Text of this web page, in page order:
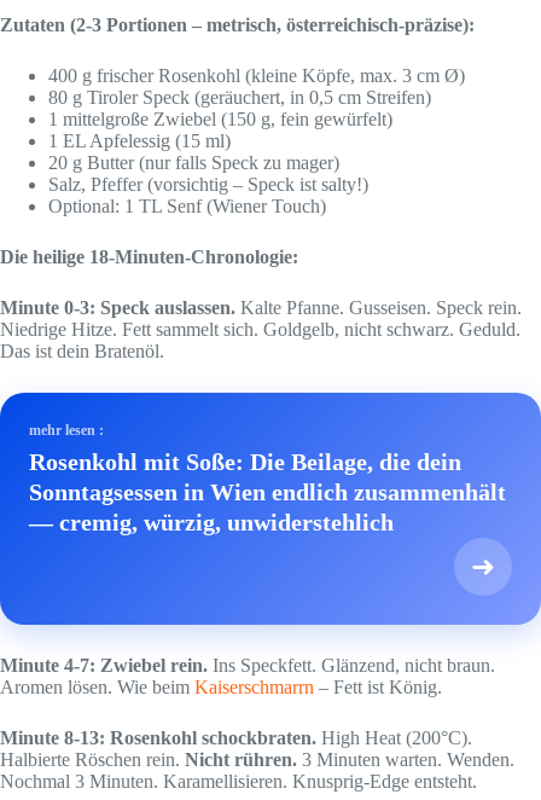
Zutaten (2-3 Portionen – metrisch, österreichisch-präzise):
400 g frischer Rosenkohl (kleine Köpfe, max. 3 cm Ø)
80 g Tiroler Speck (geräuchert, in 0,5 cm Streifen)
1 mittelgroße Zwiebel (150 g, fein gewürfelt)
1 EL Apfelessig (15 ml)
20 g Butter (nur falls Speck zu mager)
Salz, Pfeffer (vorsichtig – Speck ist salty!)
Optional: 1 TL Senf (Wiener Touch)
Die heilige 18-Minuten-Chronologie:
Minute 0-3: Speck auslassen. Kalte Pfanne. Gusseisen. Speck rein.
Niedrige Hitze. Fett sammelt sich. Goldgelb, nicht schwarz. Geduld.
Das ist dein Bratenöl.
mehr lesen :
Rosenkohl mit Soße: Die Beilage, die dein
Sonntagsessen in Wien endlich zusammenhält
— cremig, würzig, unwiderstehlich
➜
Minute 4-7: Zwiebel rein. Ins Speckfett. Glänzend, nicht braun.
Aromen lösen. Wie beim Kaiserschmarrn – Fett ist König.
Minute 8-13: Rosenkohl schockbraten. High Heat (200°C).
Halbierte Röschen rein. Nicht rühren. 3 Minuten warten. Wenden.
Nochmal 3 Minuten. Karamellisieren. Knusprig-Edge entsteht.